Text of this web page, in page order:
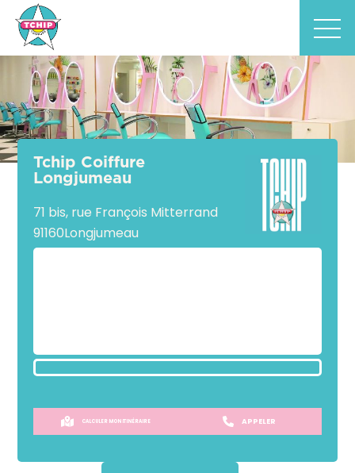
Tchip Coiffure
Longjumeau
71 bis, rue François Mitterrand
91160Longjumeau
APPELER
CALCULER MON ITINÉRAIRE